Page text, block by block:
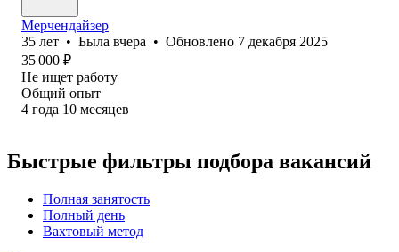
Мерчендайзер
35 лет • Была вчера • Обновлено 7 декабря 2025
35 000 ₽
Не ищет работу
Общий опыт
4 года 10 месяцев
Быстрые фильтры подбора вакансий
Полная занятость
Полный день
Вахтовый метод